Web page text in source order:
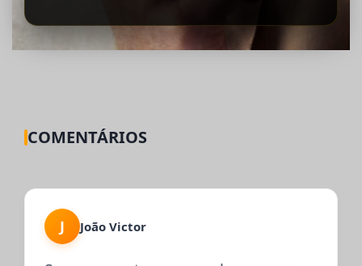
COMENTÁRIOS
J João Victor